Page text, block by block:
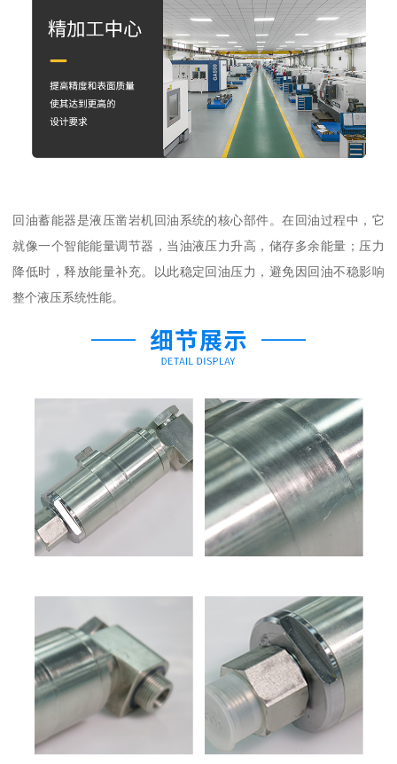
回油蓄能器是液压凿岩机回油系统的核心部件。在回油过程中，它
就像一个智能能量调节器，当油液压力升高，储存多余能量；压力
降低时，释放能量补充。以此稳定回油压力，避免因回油不稳影响
整个液压系统性能。